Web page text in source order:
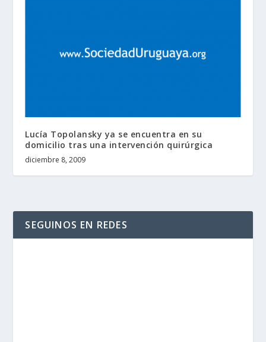
Lucía Topolansky ya se encuentra en su
domicilio tras una intervención quirúrgica
diciembre 8, 2009
SEGUINOS EN REDES